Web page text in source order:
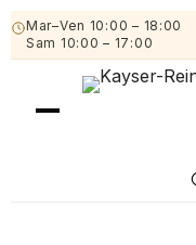
Mar–Ven 10:00 – 18:00
Sam 10:00 – 17:00